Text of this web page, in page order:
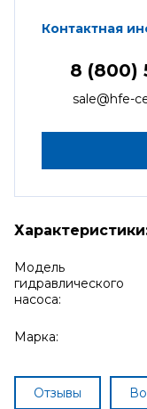
Контактная
8 (800)
sale@hfe-
Модель
гидравлического
насоса:
Марка:
Отзывы